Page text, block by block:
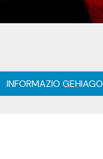
INFORMAZIO GEHIAGO